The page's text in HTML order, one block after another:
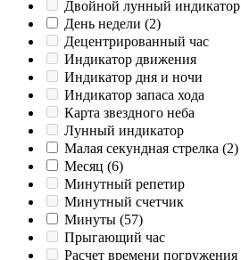
Двойной лунный индикатор
День недели (2)
Децентрированный час
Индикатор движения
Индикатор дня и ночи
Индикатор запаса хода
Карта звездного неба
Лунный индикатор
Малая секундная стрелка (2)
Месяц (6)
Минутный репетир
Минутный счетчик
Минуты (57)
Прыгающий час
Расчет времени погружения